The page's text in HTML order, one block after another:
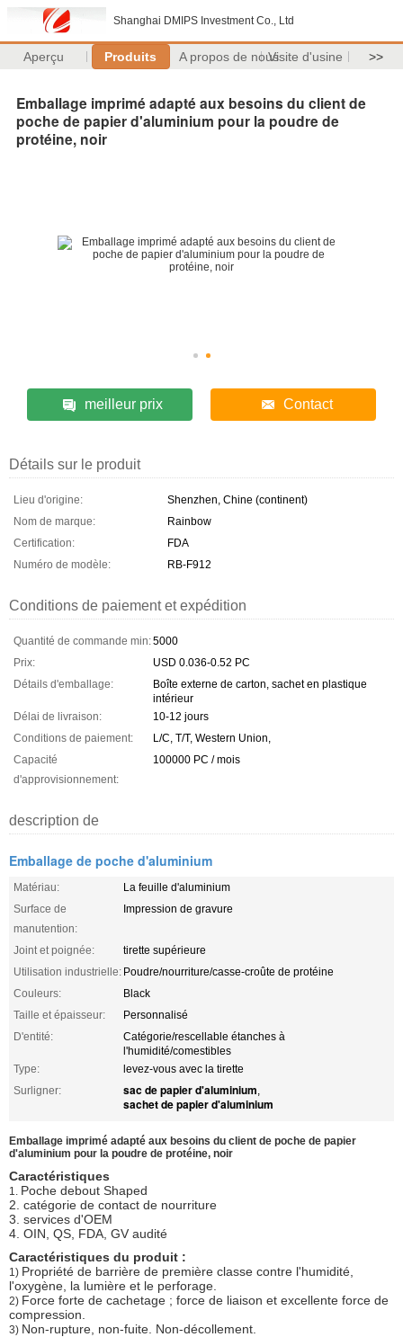
Shanghai DMIPS Investment Co., Ltd
Aperçu Produits A propos de nousVisite d'usine >>
Emballage imprimé adapté aux besoins du client de
poche de papier d'aluminium pour la poudre de
protéine, noir
meilleur prix Contact
Détails sur le produit
Lieu d'origine:
Shenzhen, Chine (continent)
Nom de marque:
Rainbow
Certification:
FDA
Numéro de modèle:
RB-F912
Conditions de paiement et expédition
Quantité de commande min:5000
Prix:
USD 0.036-0.52 PC
Détails d'emballage:
Boîte externe de carton, sachet en plastique
intérieur
Délai de livraison:
10-12 jours
Conditions de paiement:
L/C, T/T, Western Union,
Capacité
d'approvisionnement:
100000 PC / mois
description de
Emballage de poche d'aluminium
Matériau:
La feuille d'aluminium
Surface de
manutention:
Impression de gravure
Joint et poignée:
tirette supérieure
Utilisation industrielle: Poudre/nourriture/casse-croûte de protéine
Couleurs:
Black
Taille et épaisseur:
Personnalisé
D'entité:
Catégorie/rescellable étanches à
l'humidité/comestibles
Type:
levez-vous avec la tirette
Surligner:
sac de papier d'aluminium,
sachet de papier d'aluminium
Emballage imprimé adapté aux besoins du client de poche de papier
d'aluminium pour la poudre de protéine, noir
Caractéristiques
1. Poche debout Shaped
2. catégorie de contact de nourriture
3. services d'OEM
4. OIN, QS, FDA, GV audité
Caractéristiques du produit :
1) Propriété de barrière de première classe contre l'humidité,
l'oxygène, la lumière et le perforage.
2) Force forte de cachetage ; force de liaison et excellente force de
compression.
3) Non-rupture, non-fuite. Non-décollement.